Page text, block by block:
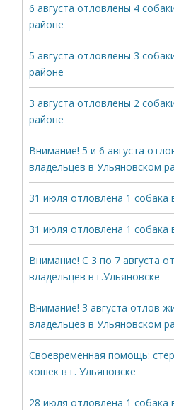
6 августа отловлены 4
районе
5 августа отловлены 3
районе
3 августа отловлены 2
районе
Внимание! 5 и 6 августа
владельцев в Ульяновском
31 июля отловлена 1 собака
31 июля отловлена 1 собака
Внимание! С 3 по 7 августа
владельцев в г.Ульяновске
Внимание! 3 августа отлов
владельцев в Ульяновском
Своевременная помощь:
кошек в г. Ульяновске
28 июля отловлена 1 собака